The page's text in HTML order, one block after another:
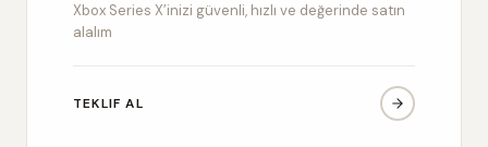
Xbox Series X’inizi güvenli, hızlı ve değerinde satın
alalım
TEKLIF AL